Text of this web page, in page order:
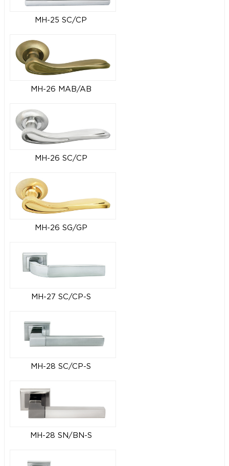
MH-25 SC/CP
MH-26 MAB/AB
MH-26 SC/CP
MH-26 SG/GP
MH-27 SC/CP-S
MH-28 SC/CP-S
MH-28 SN/BN-S